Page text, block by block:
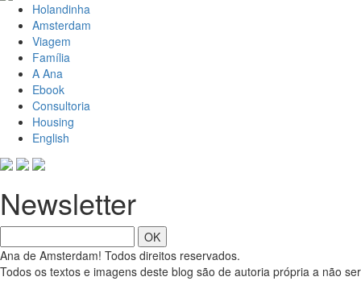
Holandinha
Amsterdam
Viagem
Família
A Ana
Ebook
Consultoria
Housing
English
Newsletter
OK
Ana de Amsterdam! Todos direitos reservados.
Todos os textos e imagens deste blog são de autoria própria a não ser